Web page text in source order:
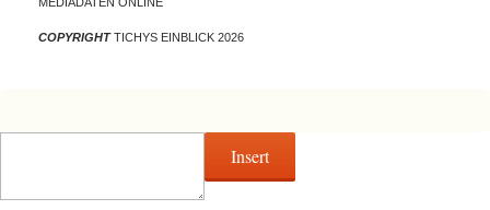
COPYRIGHTTICHYS EINBLICK 2026
Insert